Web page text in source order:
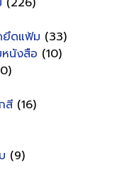
ดแฟ้ม (33)
นังสือ (10)
สี (16)
(9)